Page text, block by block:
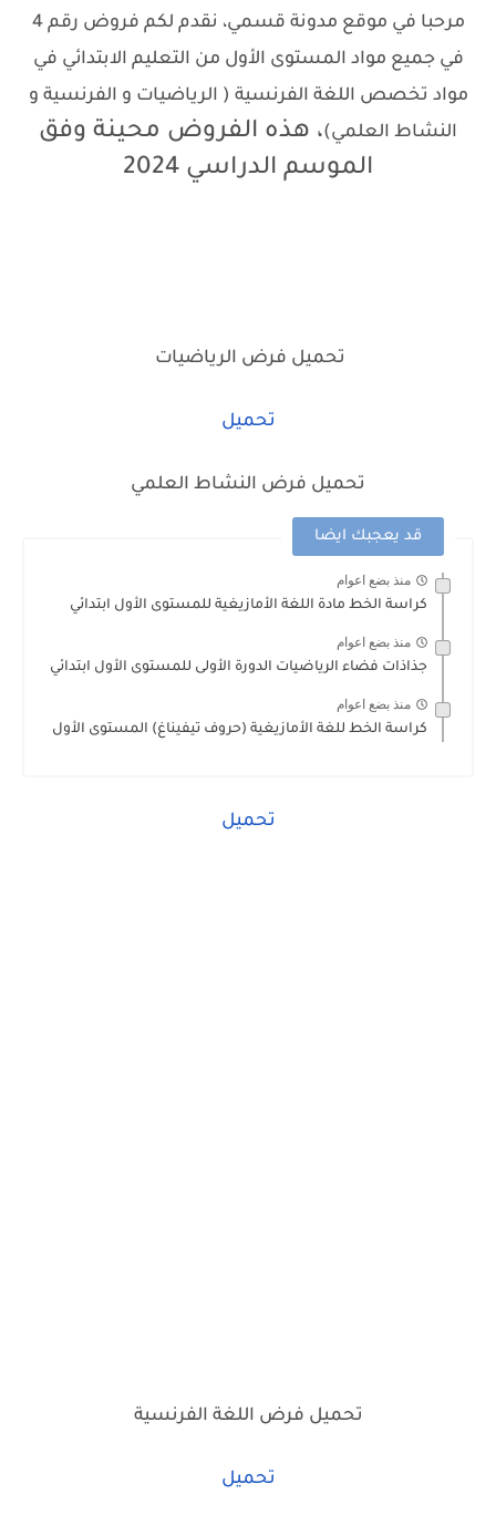
مرحبا في موقع مدونة قسمي، نقدم لكم فروض رقم 4
في جميع مواد المستوى الأول من التعليم الابتدائي في
مواد تخصص اللغة الفرنسية ( الرياضيات و الفرنسية و
النشاط العلمي)، هذه الفروض محينة وفق
الموسم الدراسي 2024
تحميل فرض الرياضيات
تحميل
تحميل فرض النشاط العلمي
قد يعجبك ايضا
منذ بضع اعوام
كراسة الخط مادة اللغة الأمازيغية للمستوى الأول ابتدائي
منذ بضع اعوام
جذاذات فضاء الرياضيات الدورة الأولى للمستوى الأول ابتدائي
منذ بضع اعوام
كراسة الخط للغة الأمازيغية (حروف تيفيناغ) المستوى الأول
تحميل
تحميل فرض اللغة الفرنسية
تحميل